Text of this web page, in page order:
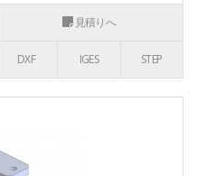
見積りへ
DXF IGES STEP